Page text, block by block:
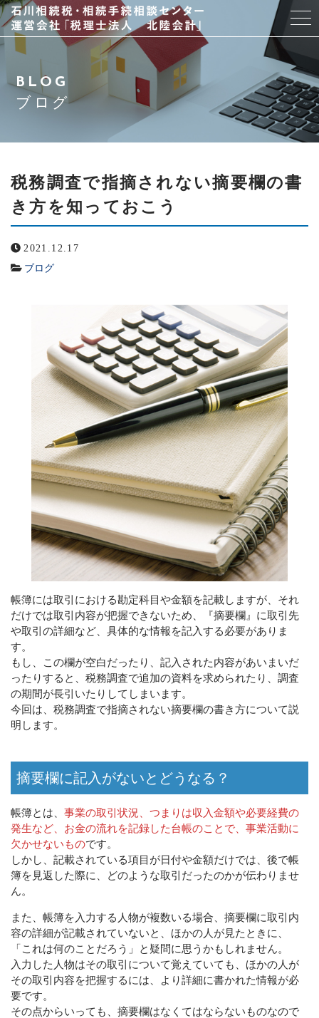
当事務所について
スタッフ紹介
アクセス
よくある質問
ブログ
CONTACT
滞りなく相続手続きを終えるために
メールでの受付
お問い合わせフォーム
24時間受付中
お電話での受付
0120-279-409
受付時間 平日 8：30～17：30
土日・祝日対応可（要予約）
BLOG
ブログ
税務調査で指摘されない摘要欄の書
き方を知っておこう
2021.12.17
ブログ
帳簿には取引における勘定科目や金額を記載しますが、それ
だけでは取引内容が把握できないため、『摘要欄』に取引先
や取引の詳細など、具体的な情報を記入する必要がありま
す。
もし、この欄が空白だったり、記入された内容があいまいだ
ったりすると、税務調査で追加の資料を求められたり、調査
の期間が長引いたりしてしまいます。
今回は、税務調査で指摘されない摘要欄の書き方について説
明します。
摘要欄に記入がないとどうなる？
帳簿とは、 事業の取引状況、つまりは収入金額や必要経費の
発生など、お金の流れを記録した台帳のことで、事業活動に
欠かせないものです。
しかし、記載されている項目が日付や金額だけでは、後で帳
簿を見返した際に、どのような取引だったのかが伝わりませ
ん。
また、帳簿を入力する人物が複数いる場合、摘要欄に取引内
容の詳細が記載されていないと、ほかの人が見たときに、
「これは何のことだろう」と疑問に思うかもしれません。
入力した人物はその取引について覚えていても、ほかの人が
その取引内容を把握するには、より詳細に書かれた情報が必
要です。
その点からいっても、摘要欄はなくてはならないものなので